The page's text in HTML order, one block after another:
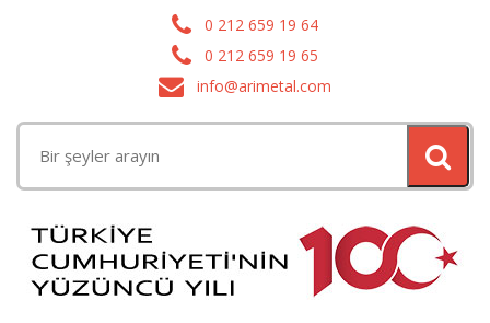
0 212 659 19 64
0 212 659 19 65
info@arimetal.com